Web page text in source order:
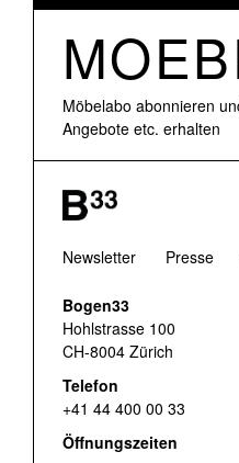
Möbelabo abonnieren
Angebote etc. erhalten
Newsletter Presse
Bogen33
Hohlstrasse 100
CH-8004 Zürich
Telefon
+41 44 400 00 33
Öffnungszeiten